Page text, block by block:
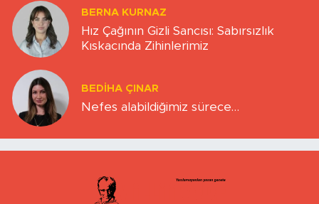
BERNA KURNAZ
Hız Çağının Gizli Sancısı: Sabırsızlık
Kıskacında Zihinlerimiz
BEDIHA ÇINAR
Nefes alabildiğimiz sürece…